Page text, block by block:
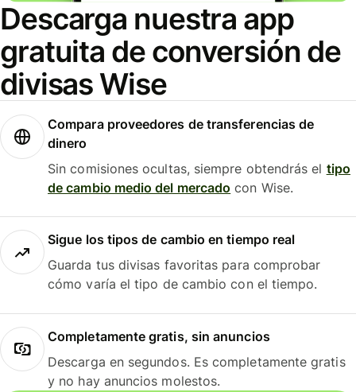
Descarga nuestra app
gratuita de conversión de
divisas Wise
Compara proveedores de transferencias de
dinero
Sin comisiones ocultas, siempre obtendrás el tipo
de cambio medio del mercado con Wise.
Sigue los tipos de cambio en tiempo real
Guarda tus divisas favoritas para comprobar
cómo varía el tipo de cambio con el tiempo.
Completamente gratis, sin anuncios
Descarga en segundos. Es completamente gratis
y no hay anuncios molestos.